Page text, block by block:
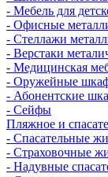
- Мебель для
- Офисные
- Стеллажи
- Верстаки
- Медицинская
- Оружейные
- Абонентские
- Сейфы
Пляжное и
- Спасательные
- Страховочные
- Надувные